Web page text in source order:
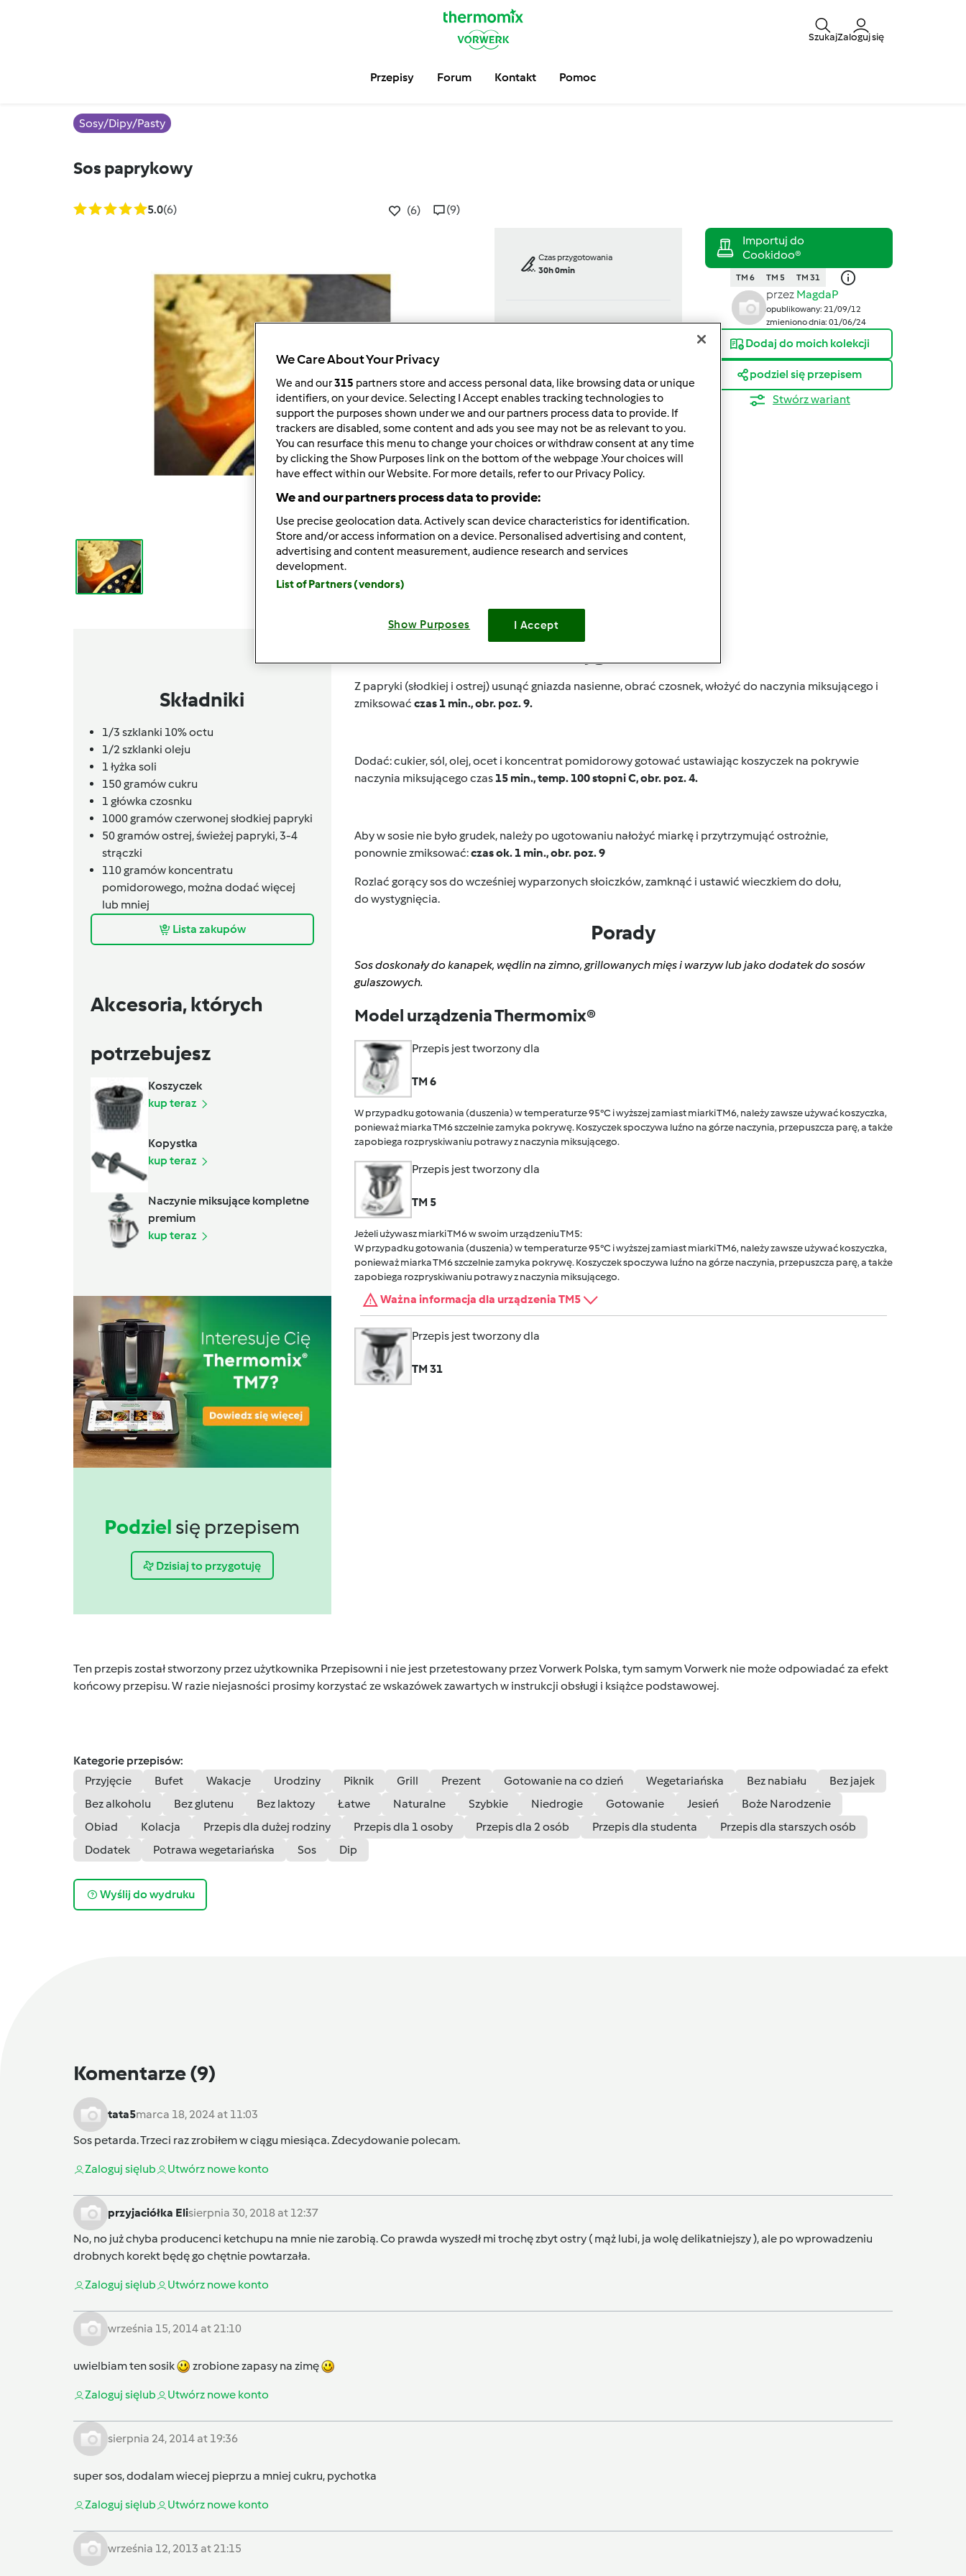
SzukajZaloguj się
Przepisy Forum Kontakt Pomoc
Sosy/Dipy/Pasty
Sos paprykowy
5.0(6) (6) (9)
Czas przygotowania
30h 0min
porcja/porcje/porcji
0porcja/porcje/porcji
Poziom
TM 6 TM 5 TM 31
przez MagdaP
opublikowany: 21/09/12
zmieniono dnia: 01/06/24
Dodaj do moich kolekcji
podziel się przepisem
Stwórz wariant
Składniki
1/3 szklanki 10% octu
1/2szklanki oleju
1 łyżka soli
150gramówcukru
1 główka czosnku
1000gramówczerwonej słodkiej papryki
50gramówostrej, świeżej papryki,3-4
strączki
110gramów koncentratu
pomidorowego, można dodać więcej
lub mniej
Lista zakupów
Akcesoria, których
potrzebujesz
Koszyczek
kup teraz
Kopystka
kup teraz
Naczynie miksujące kompletne
premium
kup teraz
Podziel się przepisem
Dzisiaj to przygotuję
Z papryki (słodkiej i ostrej) usunąć gniazda nasienne, obrać czosnek, włożyć do naczynia miksującego i
zmiksować czas 1 min., obr. poz. 9.
Dodać: cukier, sól, olej, ocet i koncentrat pomidorowy gotować ustawiając koszyczek na pokrywie
naczynia miksującego czas 15 min., temp. 100 stopni C, obr. poz. 4.
Aby w sosie nie było grudek, należy po ugotowaniu nałożyć miarkę i przytrzymująć ostrożnie,
ponownie zmiksować:czas ok. 1 min., obr. poz. 9
Rozlać gorący sos do wcześniej wyparzonych słoiczków, zamknąć i ustawić wieczkiem do dołu,
do wystygnięcia.
Porady
Sos doskonały do kanapek, wędlin na zimno, grillowanych mięs i warzyw lub jako dodatek do sosów
gulaszowych.
Model urządzenia Thermomix®
Przepis jest tworzony dla
TM 6
W przypadku gotowania (duszenia) w temperaturze 95°C i wyższej zamiast miarki TM6, należy zawsze używać koszyczka,
ponieważ miarka TM6 szczelnie zamyka pokrywę. Koszyczek spoczywa luźno na górze naczynia, przepuszcza parę, a także
zapobiega rozpryskiwaniu potrawy z naczynia miksującego.
Przepis jest tworzony dla
TM 5
Jeżeli używasz miarki TM6 w swoim urządzeniu TM5:
W przypadku gotowania (duszenia) w temperaturze 95°C i wyższej zamiast miarki TM6, należy zawsze używać koszyczka,
ponieważ miarka TM6 szczelnie zamyka pokrywę. Koszyczek spoczywa luźno na górze naczynia, przepuszcza parę, a także
zapobiega rozpryskiwaniu potrawy z naczynia miksującego.
Ważna informacja dla urządzenia TM5
Przepis jest tworzony dla
TM 31
Ten przepis został stworzony przez użytkownika Przepisowni i nie jest przetestowany przez Vorwerk Polska, tym samym Vorwerk nie może odpowiadać za efekt
końcowy przepisu. W razie niejasności prosimy korzystać ze wskazówek zawartych w instrukcji obsługi i książce podstawowej.
Kategorie przepisów:
Przyjęcie
Bufet Wakacje Urodziny Piknik Grill Prezent Gotowanie na co dzień Wegetariańska Bez nabiału
Bez jajek
Bez alkoholu
Bez glutenu Bez laktozy Łatwe Naturalne Szybkie Niedrogie Gotowanie Jesień
Boże Narodzenie
Obiad
Kolacja Przepis dla dużej rodziny Przepis dla 1 osoby Przepis dla 2 osób Przepis dla studenta
Przepis dla starszych osób
Dodatek
Potrawa wegetariańska Sos Dip
Wyślij do wydruku
Komentarze(9)
tata5marca 18, 2024 at 11:03
Sos petarda. Trzeci raz zrobiłem w ciągu miesiąca. Zdecydowanie polecam.
Zaloguj sięlub Utwórz nowe konto
przyjaciółka Elisierpnia 30, 2018 at 12:37
No, no już chyba producenci ketchupu na mnie nie zarobią. Co prawda wyszedł mi trochę zbyt ostry ( mąż lubi, ja wolę delikatniejszy ), ale po wprowadzeniu
drobnych korekt będę go chętnie powtarzała.
Zaloguj sięlub Utwórz nowe konto
września 15, 2014 at 21:10
uwielbiam ten sosik zrobione zapasy na zimę
Zaloguj sięlub Utwórz nowe konto
sierpnia 24, 2014 at 19:36
super sos, dodalam wiecej pieprzu a mniej cukru, pychotka
Zaloguj sięlub Utwórz nowe konto
września 12, 2013 at 21:15
We Care About Your Privacy
We and our315 partners store and access personal data, like browsing data or unique
identifiers, on your device. Selecting I Accept enables tracking technologies to
support the purposes shown under we and our partners process data to provide. If
trackers are disabled, some content and ads you see may not be as relevant to you.
You can resurface this menu to change your choices or withdraw consent at any time
by clicking the Show Purposes link on the bottom of the webpage .Your choices will
have effect within our Website. For more details, refer to our Privacy Policy.
We and our partners process data to provide:
Use precise geolocation data. Actively scan device characteristics for identification.
Store and/or access information on a device. Personalised advertising and content,
advertising and content measurement, audience research and services
development.
List of Partners (vendors)
Show Purposes I Accept